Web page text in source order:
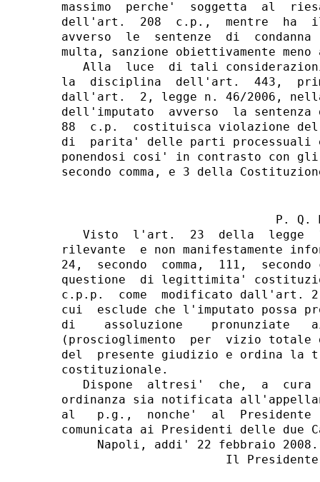
massimo  perche'  soggetta  al
dell'art.  208  c.p.,  mentre  ha  il
avverso  le  sentenze  di
multa, sanzione obiettivamente
Alla  luce  di tali
la  disciplina  dell'art.  443,  primo
dall'art.  2, legge n. 46/2006,
dell'imputato  avverso  la
88  c.p.  costituisca violazione
di  parita' delle parti processuali
ponendosi cosi' in contrasto con
P. Q.
Visto  l'art.  23  della  legge
rilevante  e non manifestamente
24,  secondo  comma,  111,
questione  di legittimita'
c.p.p.  come  modificato dall'art.
cui  esclude che l'imputato possa
di    assoluzione    pronunziate
(proscioglimento  per  vizio totale
del  presente giudizio e ordina la
costituzionale.
Dispone  altresi'  che,  a  cura
ordinanza sia notificata
al   p.g.,  nonche'  al
comunicata ai Presidenti delle due
     Napoli, addi' 22 febbraio 2008.
Il